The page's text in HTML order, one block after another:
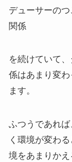
デューサーのつ
関係
を続けていて
係はあまり変
ます。
ふつうであれ
く環境が変わ
境をあまりか